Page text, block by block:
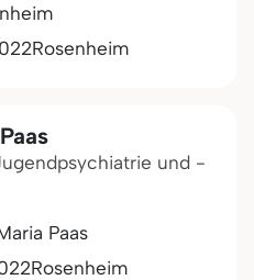
Rosenheim
und -
Paas
Rosenheim